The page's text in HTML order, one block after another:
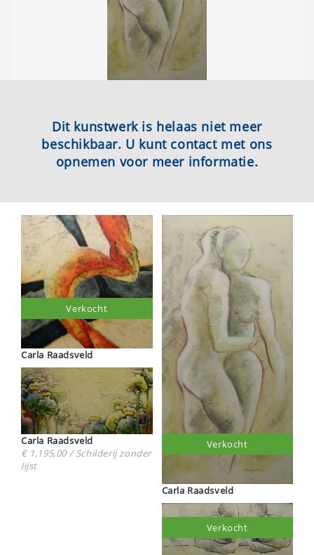
Dit kunstwerk is helaas niet meer
beschikbaar. U kunt contact met ons
opnemen voor meer informatie.
Carla Raadsveld
Verkocht
Carla Raadsveld
€ 1,195,00 / Schilderij zonder
lijst
Carla Raadsveld
Verkocht
Verkocht